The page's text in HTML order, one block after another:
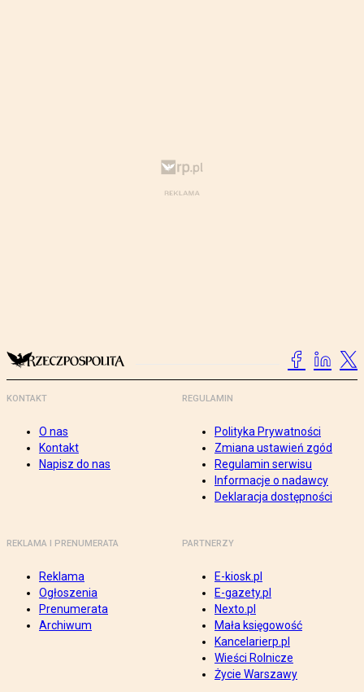
KONTAKT
O nas
Kontakt
Napisz do nas
REGULAMIN
Polityka Prywatności
Zmiana ustawień zgód
Regulamin serwisu
Informacje o nadawcy
Deklaracja dostępności
REKLAMA I PRENUMERATA
Reklama
Ogłoszenia
Prenumerata
Archiwum
PARTNERZY
E-kiosk.pl
E-gazety.pl
Nexto.pl
Mała księgowość
Kancelarierp.pl
Wieści Rolnicze
Życie Warszawy